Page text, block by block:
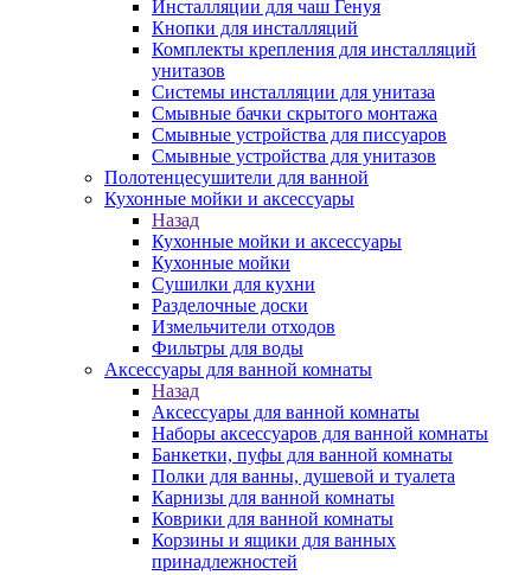
Инсталляции для чаш Генуя
Кнопки для инсталляций
Комплекты крепления для инсталляций
унитазов
Системы инсталляции для унитаза
Смывные бачки скрытого монтажа
Смывные устройства для писсуаров
Смывные устройства для унитазов
Полотенцесушители для ванной
Кухонные мойки и аксессуары
Назад
Кухонные мойки и аксессуары
Кухонные мойки
Сушилки для кухни
Разделочные доски
Измельчители отходов
Фильтры для воды
Аксессуары для ванной комнаты
Назад
Аксессуары для ванной комнаты
Наборы аксессуаров для ванной комнаты
Банкетки, пуфы для ванной комнаты
Полки для ванны, душевой и туалета
Карнизы для ванной комнаты
Коврики для ванной комнаты
Корзины и ящики для ванных
принадлежностей